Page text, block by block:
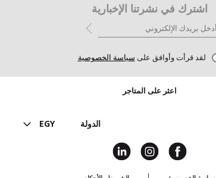
اشترك في نشرتنا الإخبارية
لقد قرأت وأوافق على سياسة الخصوصية
اعثر على المتاجر
الدولة EGY